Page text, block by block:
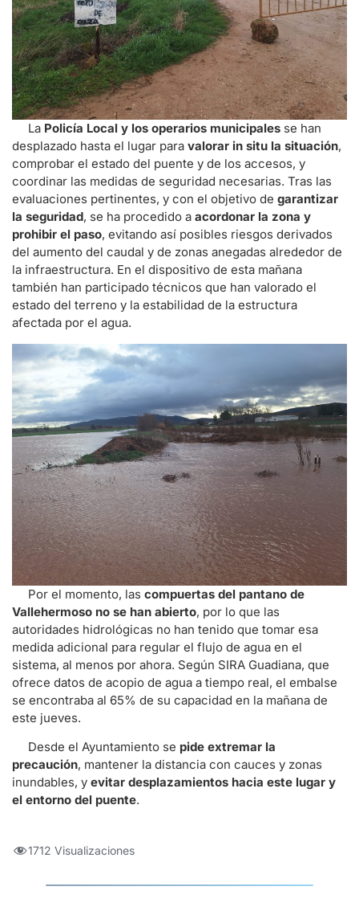
La Policía Local y los operarios municipales se han
desplazado hasta el lugar para valorar in situ la situación,
comprobar el estado del puente y de los accesos, y
coordinar las medidas de seguridad necesarias. Tras las
evaluaciones pertinentes, y con el objetivo de garantizar
la seguridad, se ha procedido a acordonar la zona y
prohibir el paso, evitando así posibles riesgos derivados
del aumento del caudal y de zonas anegadas alrededor de
la infraestructura. En el dispositivo de esta mañana
también han participado técnicos que han valorado el
estado del terreno y la estabilidad de la estructura
afectada por el agua.
Por el momento, las compuertas del pantano de
Vallehermoso no se han abierto, por lo que las
autoridades hidrológicas no han tenido que tomar esa
medida adicional para regular el flujo de agua en el
sistema, al menos por ahora. Según SIRA Guadiana, que
ofrece datos de acopio de agua a tiempo real, el embalse
se encontraba al 65% de su capacidad en la mañana de
este jueves.
Desde el Ayuntamiento se pide extremar la
precaución, mantener la distancia con cauces y zonas
inundables, y evitar desplazamientos hacia este lugar y
el entorno del puente.
1712 Visualizaciones